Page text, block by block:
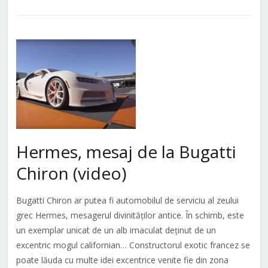
Hermes, mesaj de la Bugatti
Chiron (video)
Bugatti Chiron ar putea fi automobilul de serviciu al zeului
grec Hermes, mesagerul divinităților antice. În schimb, este
un exemplar unicat de un alb imaculat deținut de un
excentric mogul californian… Constructorul exotic francez se
poate lăuda cu multe idei excentrice venite fie din zona